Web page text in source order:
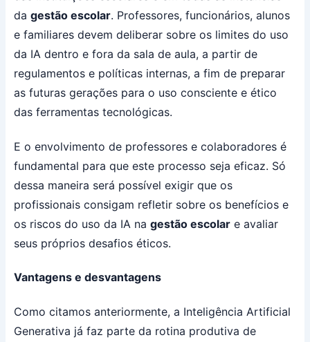
da gestão escolar. Professores, funcionários, alunos
e familiares devem deliberar sobre os limites do uso
da IA dentro e fora da sala de aula, a partir de
regulamentos e políticas internas, a fim de preparar
as futuras gerações para o uso consciente e ético
das ferramentas tecnológicas.
E o envolvimento de professores e colaboradores é
fundamental para que este processo seja eficaz. Só
dessa maneira será possível exigir que os
profissionais consigam refletir sobre os benefícios e
os riscos do uso da IA na gestão escolare avaliar
seus próprios desafios éticos.
Vantagens e desvantagens
Como citamos anteriormente, a Inteligência Artificial
Generativa já faz parte da rotina produtiva de